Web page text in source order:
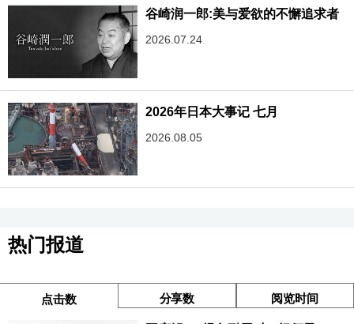
谷崎润一郎:美与爱欲的不懈追求者
2026.07.24
2026年日本大事记 七月
2026.08.05
热门报道
点击数 分享数 阅览时间